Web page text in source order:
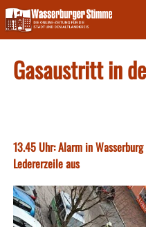
Skip
to
content
Gasaustritt in
13.45 Uhr: Alarm in
Ledererzeile aus